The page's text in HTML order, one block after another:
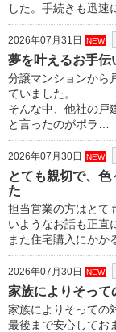
した。手続きも迅速
2026年07月31日 NEW
夢を叶えるお手伝
分譲マンションから
ていました。
そんな中、他社の戸
と言ったのがポラ…
2026年07月30日 NEW
とても親切で、
た
担当営業の方はとて
いようなお話も正直
また住宅購入にかか
2026年07月30日 NEW
家族によりそって
家族によりそっての
最後まで安心してお